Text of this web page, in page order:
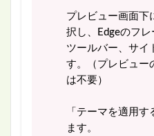
プレビュー画面下
択し、Edgeのフレ
ツールバー、サイ
す。（プレビュー
は不要）
「テーマを適用
ます。